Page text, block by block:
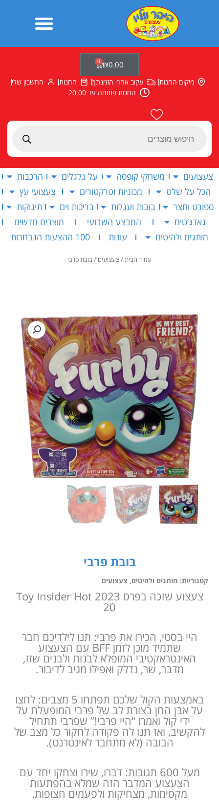
Products
₪0.00
0
עגלת
קניות
מיקום החנות עקוב אחרי הזמנתך החנות
החשבון שלי
החנות פתוחה עד 20:00
צעצועים משחקי קופסה על גלגלים
הרכבות
הכל על שלט
מכוניות וטרקטורים
צעצועי עץ
ספורט וחצר
בובות ועגלות בריכות וים
תינוקות
גאדג’טים
המבצע השבועי
מוצרים חדשים
מותגים ולהיטים
עונות 100 ההצעות הנבחרות
עמוד הבית/צעצועים / בובת פרבי
בובת פרבי
קטגוריות: מותגים ולהיטים, צעצועים
צעצוע שזכה בפרס 2023 Toy Insider Hot
20
היי בסטי, הכירו את פרבי: תנו לילדיכם חבר
שתמיד מוכן לזמן BFF עם הצעצוע
האינטראקטיבי המופלא לבנות ולבנים שזז,
מדבר, שר, נדלק ואפילו מגיב לדיבור.
באמצעות הקול שלכם תפתחו 5 מצבים: לחצו
על אבן החן בצורת לב של פרבי המופעלת על
ידי קול ואמרו “היי פרבי!” שפרבי תתחיל
להקשיב, ואז תנו לה פקודה לחקור כל מצב של
הבובה (לא מתחבר לאינטרנט).
מעל 600 תגובות: דברו, שירו וצחקו יחד עם
הצעצוע המדבר הזה שמלא בהפתעות
מקסימות, מצחיקות ולפעמים חצופות.